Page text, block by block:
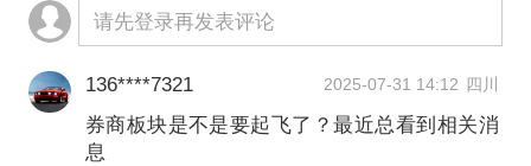
请先登录再发表评论
136****7321 2025-07-31 14:12 四川
券商板块是不是要起飞了？最近总看到相关消
息